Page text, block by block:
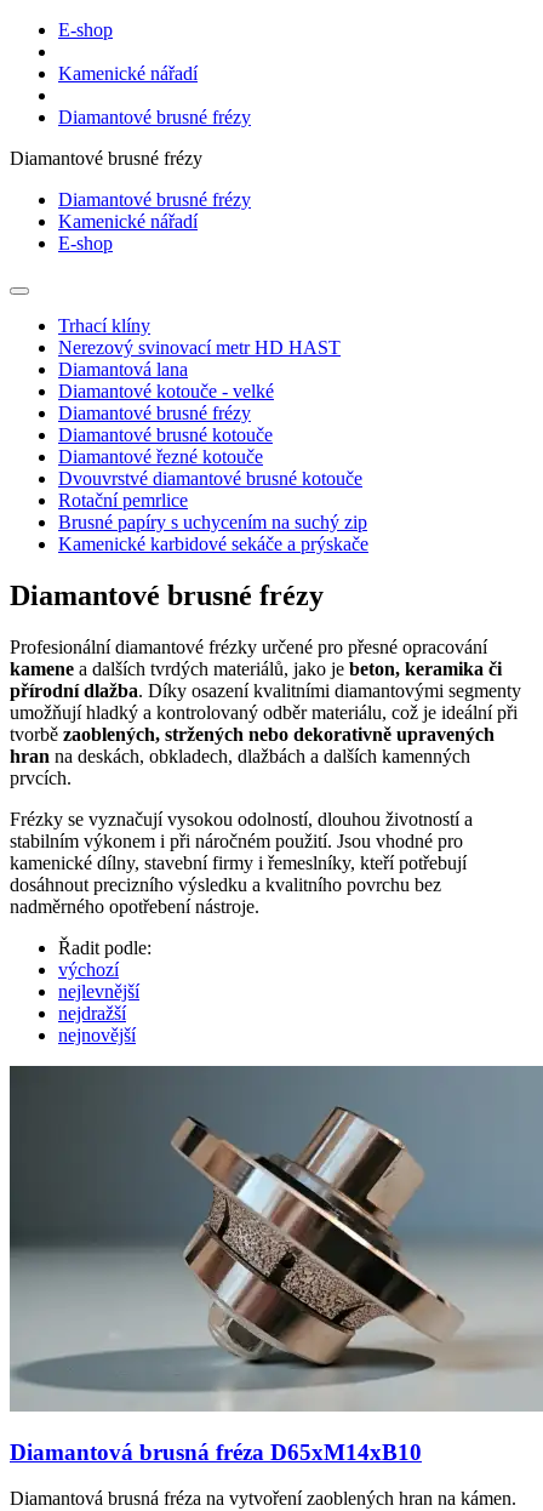
E-shop
Kamenické nářadí
Diamantové brusné frézy
Diamantové brusné frézy
Diamantové brusné frézy
Kamenické nářadí
E-shop
Trhací klíny
Nerezový svinovací metr HD HAST
Diamantová lana
Diamantové kotouče - velké
Diamantové brusné frézy
Diamantové brusné kotouče
Diamantové řezné kotouče
Dvouvrstvé diamantové brusné kotouče
Rotační pemrlice
Brusné papíry s uchycením na suchý zip
Kamenické karbidové sekáče a prýskače
Diamantové brusné frézy
Profesionální diamantové frézky určené pro přesné opracování
kamene a dalších tvrdých materiálů, jako je beton, keramika či
přírodní dlažba. Díky osazení kvalitními diamantovými segmenty
umožňují hladký a kontrolovaný odběr materiálu, což je ideální při
tvorbě zaoblených, stržených nebo dekorativně upravených
hran na deskách, obkladech, dlažbách a dalších kamenných
prvcích.
Frézky se vyznačují vysokou odolností, dlouhou životností a
stabilním výkonem i při náročném použití. Jsou vhodné pro
kamenické dílny, stavební firmy i řemeslníky, kteří potřebují
dosáhnout precizního výsledku a kvalitního povrchu bez
nadměrného opotřebení nástroje.
Řadit podle:
výchozí
nejlevnější
nejdražší
nejnovější
Diamantová brusná fréza D65xM14xB10
Diamantová brusná fréza na vytvoření zaoblených hran na kámen.